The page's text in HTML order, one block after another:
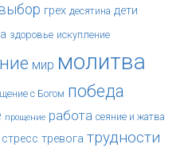
выбор грех десятина дети
здоровье искупление
мир молитва
с Богом победа
прощение работа сеяние и жатва
стресс тревога трудности